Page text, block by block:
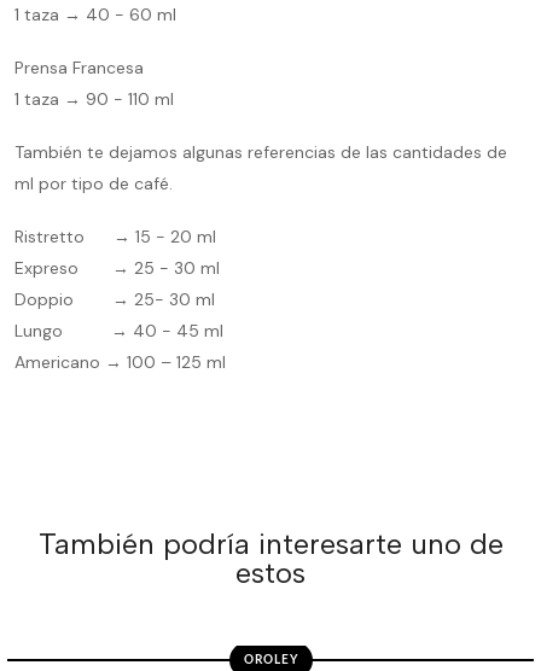
1 taza → 40 - 60 ml
Prensa Francesa
1 taza → 90 - 110 ml
También te dejamos algunas referencias de las cantidades de
ml por tipo de café.
Ristretto → 15 - 20 ml
Expreso → 25 - 30 ml
Doppio → 25- 30 ml
Lungo → 40 - 45 ml
Americano → 100 – 125 ml
También podría interesarte uno de
estos
OROLEY